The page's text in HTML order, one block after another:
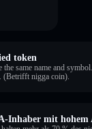
token
the same name and
(Betrifft nigga coin).
Inhaber mit hohem